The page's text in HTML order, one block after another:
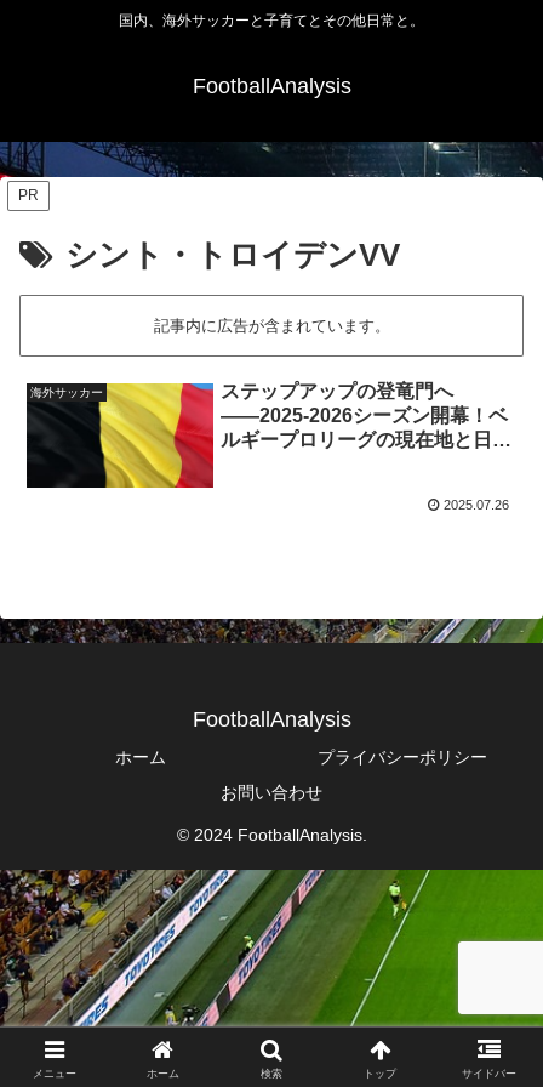
国内、海外サッカーと子育てとその他日常と。
FootballAnalysis
PR
シント・トロイデンVV
記事内に広告が含まれています。
海外サッカー
ステップアップの登竜門へ
――2025-2026シーズン開幕！ベ
ルギープロリーグの現在地と日本
2025.07.26
FootballAnalysis
ホーム
プライバシーポリシー
お問い合わせ
© 2024 FootballAnalysis.
メニュー ホーム 検索 トップ サイドバー